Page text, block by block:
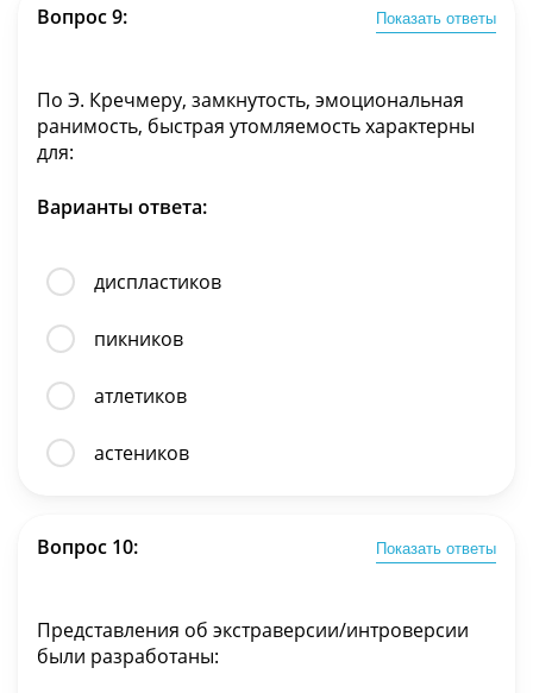
Вопрос 9: Показать ответы
По Э. Кречмеру, замкнутость, эмоциональная
ранимость, быстрая утомляемость характерны
для:
Варианты ответа:
диспластиков
пикников
атлетиков
астеников
Вопрос 10: Показать ответы
Представления об экстраверсии/интроверсии
были разработаны: